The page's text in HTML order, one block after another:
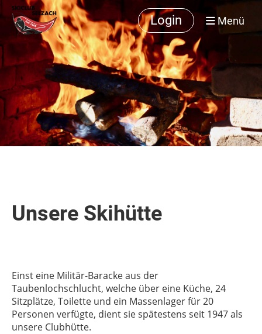
Login Menü
Unsere Skihütte
Einst eine Militär-Baracke aus der
Taubenlochschlucht, welche über eine Küche, 24
Sitzplätze, Toilette und ein Massenlager für 20
Personen verfügte, dient sie spätestens seit 1947 als
unsere Clubhütte.